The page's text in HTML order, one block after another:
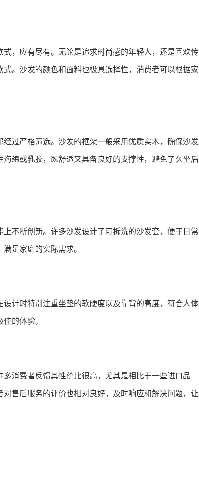
，应有尽有。无论是追求时尚感的年轻人，还是喜欢传
。沙发的颜色和面料也极具选择性，消费者可以根据家
过严格筛选。沙发的框架一般采用优质实木，确保沙发
绵或乳胶，既舒适又具备良好的支撑性，避免了久坐后
不断创新。许多沙发设计了可拆洗的沙发套，便于日常
足家庭的实际需求。
计时特别注重坐垫的软硬度以及靠背的高度，符合人体
的体验。
消费者反馈其性价比很高，尤其是相比于一些进口品
售后服务的评价也相对良好，及时响应和解决问题，让